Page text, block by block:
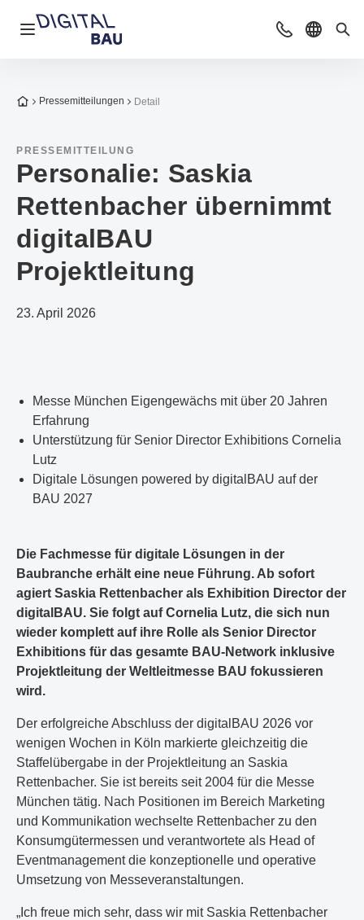
Navigation öffnen Beratung &
Sprache
Zur Startseite
Pressemitteilungen Detail
PRESSEMITTEILUNG
Personalie: Saskia
Rettenbacher übernimmt
digitalBAU
Projektleitung
23. April 2026
Messe München Eigengewächs mit über 20 Jahren
Erfahrung
Unterstützung für Senior Director Exhibitions Cornelia
Lutz
Digitale Lösungen powered by digitalBAU auf der
BAU 2027
Die Fachmesse für digitale Lösungen in der
Baubranche erhält eine neue Führung. Ab sofort
agiert Saskia Rettenbacher als Exhibition Director der
digitalBAU. Sie folgt auf Cornelia Lutz, die sich nun
wieder komplett auf ihre Rolle als Senior Director
Exhibitions für das gesamte BAU-Network inklusive
Projektleitung der Weltleitmesse BAU fokussieren
wird.
Der erfolgreiche Abschluss der digitalBAU 2026 vor
wenigen Wochen in Köln markierte gleichzeitig die
Staffelübergabe in der Projektleitung an Saskia
Rettenbacher. Sie ist bereits seit 2004 für die Messe
München tätig. Nach Positionen im Bereich Marketing
und Kommunikation wechselte Rettenbacher zu den
Konsumgütermessen und verantwortete als Head of
Eventmanagement die konzeptionelle und operative
Umsetzung von Messeveranstaltungen.
„Ich freue mich sehr, dass wir mit Saskia Rettenbacher